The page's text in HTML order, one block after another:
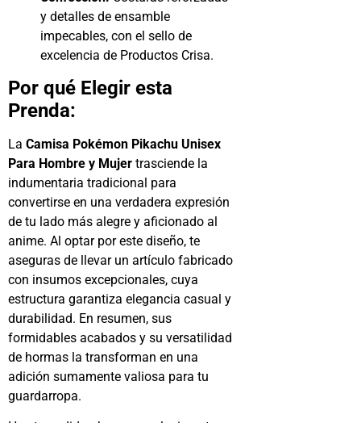
y detalles de ensamble
impecables, con el sello de
excelencia de Productos Crisa.
Por qué Elegir esta
Prenda:
La Camisa Pokémon Pikachu Unisex
Para Hombre y Mujer trasciende la
indumentaria tradicional para
convertirse en una verdadera expresión
de tu lado más alegre y aficionado al
anime. Al optar por este diseño, te
aseguras de llevar un artículo fabricado
con insumos excepcionales, cuya
estructura garantiza elegancia casual y
durabilidad. En resumen, sus
formidables acabados y su versatilidad
de hormas la transforman en una
adición sumamente valiosa para tu
guardarropa.